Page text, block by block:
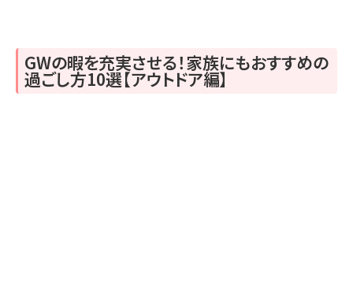
GWの暇を充実させる！家族にもおすすめの
過ごし方10選【アウトドア編】